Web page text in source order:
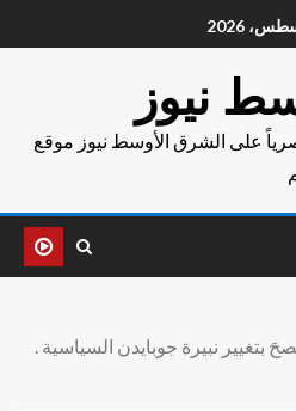
نيوز
على الشرق الأوسط نيوز موقع
بتغيير نبيرة جوبايدن السياسية .